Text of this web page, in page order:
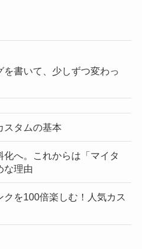
書いて、少しずつ変わっ
スタムの基本
へ。これからは「マイタ
な理由
クを100倍楽しむ！人気カス